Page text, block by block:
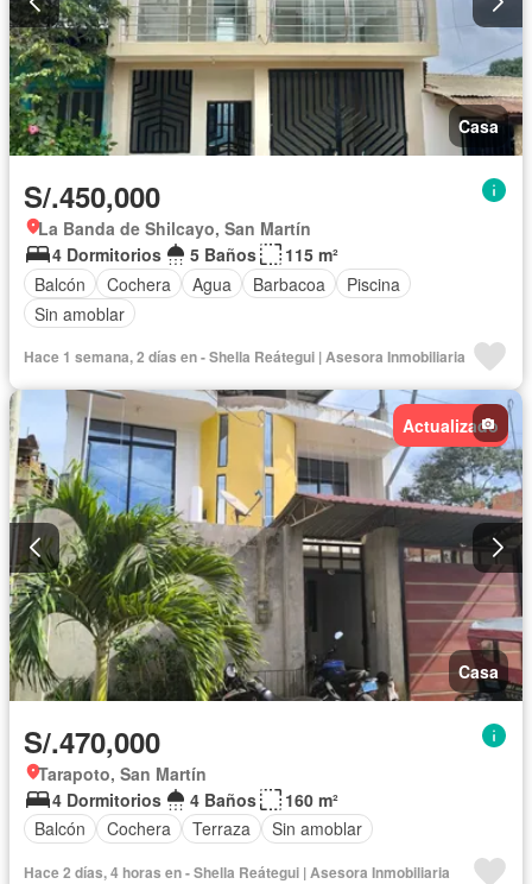
Casa
S/.450,000
La Banda de Shilcayo, San Martín
4 Dormitorios
5 Baños
115 m²
Balcón
Cochera Agua Barbacoa
Piscina
Sin amoblar
Hace 1 semana, 2 días en - Shella Reátegui | Asesora Inmobiliaria
Actualizado
Casa
S/.470,000
Tarapoto, San Martín
4 Dormitorios
4 Baños
160 m²
Balcón
Cochera Terraza Sin amoblar
Hace 2 días, 4 horas en - Shella Reátegui | Asesora Inmobiliaria